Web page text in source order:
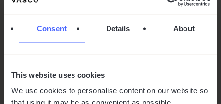
Consent Details About
This website uses cookies
We use cookies to personalise content on our website so
that using it may be as convenient as possible.
manier van
Van serene landschappen en cultureel rijke steden